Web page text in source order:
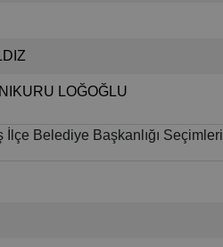
LOĞOĞLU
Belediye Başkanlığı Seçimleri